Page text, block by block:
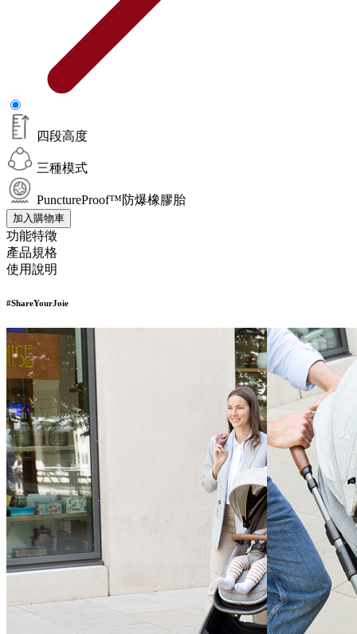
四段高度
三種模式
PunctureProof™防爆橡膠胎
加入購物車
功能特徵
產品規格
使用說明
#ShareYourJoie